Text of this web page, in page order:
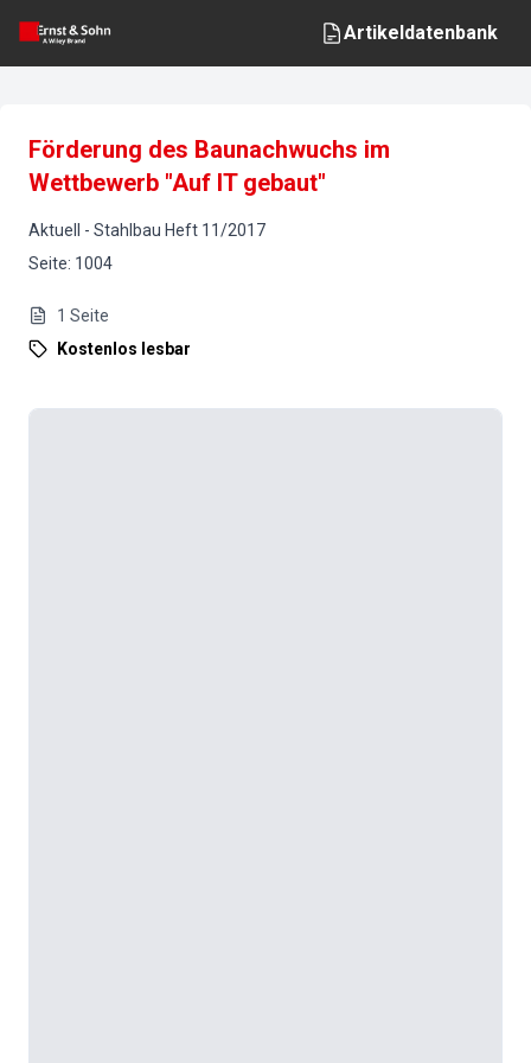
Artikeldatenbank
Förderung des Baunachwuchs im
Wettbewerb "Auf IT gebaut"
Aktuell - Stahlbau Heft 11/2017
Seite: 1004
1 Seite
Kostenlos lesbar